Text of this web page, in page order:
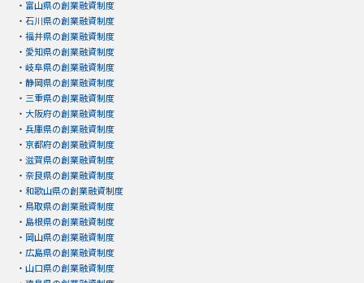
・ 富山県の創業融資制度
・ 石川県の創業融資制度
・ 福井県の創業融資制度
・ 愛知県の創業融資制度
・ 岐阜県の創業融資制度
・ 静岡県の創業融資制度
・ 三重県の創業融資制度
・ 大阪府の創業融資制度
・ 兵庫県の創業融資制度
・ 京都府の創業融資制度
・ 滋賀県の創業融資制度
・ 奈良県の創業融資制度
・ 和歌山県の創業融資制度
・ 鳥取県の創業融資制度
・ 島根県の創業融資制度
・ 岡山県の創業融資制度
・ 広島県の創業融資制度
・ 山口県の創業融資制度